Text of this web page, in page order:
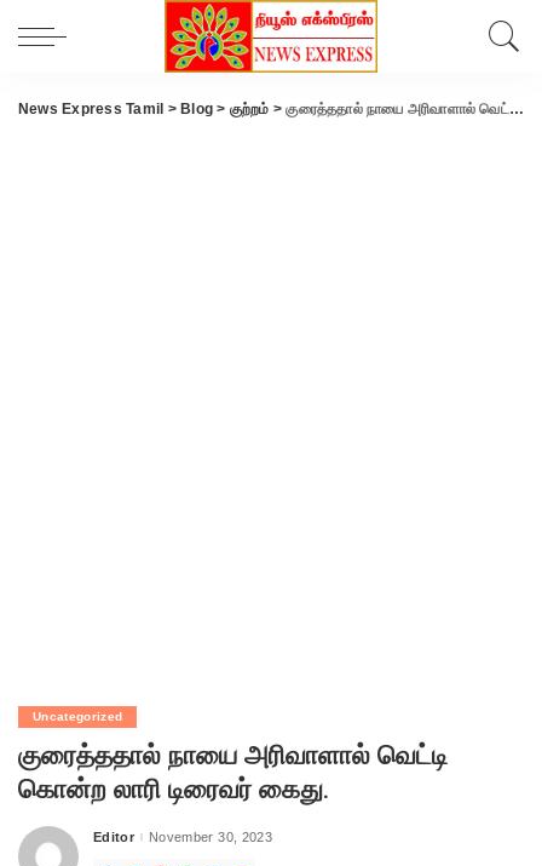
News Express Tamil > Blog > குற்றம் >குரைத்ததால் நாயை அரிவாளால் வெட்டி கொன்ற லாரி டிரைவர் கைது.
Uncategorized
குரைத்ததால் நாயை அரிவாளால் வெட்டி
கொன்ற லாரி டிரைவர் கைது.
Posted
Editor November 30, 2023